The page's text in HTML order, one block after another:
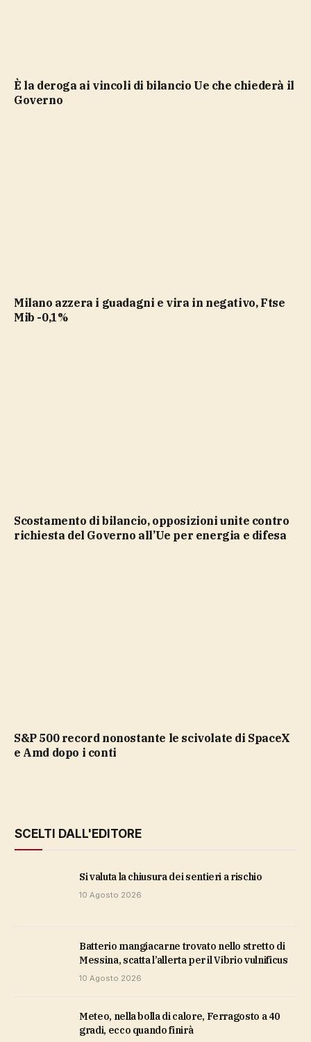
è la deroga ai vincoli di bilancio Ue che chiederà il
Governo
Milano azzera i guadagni e vira in negativo, Ftse
Mib -0,1%
Scostamento di bilancio, opposizioni unite contro
richiesta del Governo all’Ue per energia e difesa
S&P 500 record nonostante le scivolate di SpaceX
e Amd dopo i conti
SCELTI DALL'EDITORE
si valuta la chiusura dei sentieri a rischio
10 Agosto 2026
Batterio mangiacarne trovato nello stretto di
Messina, scatta l’allerta per il Vibrio vulnificus
10 Agosto 2026
Meteo, nella bolla di calore, Ferragosto a 40
gradi, ecco quando finirà